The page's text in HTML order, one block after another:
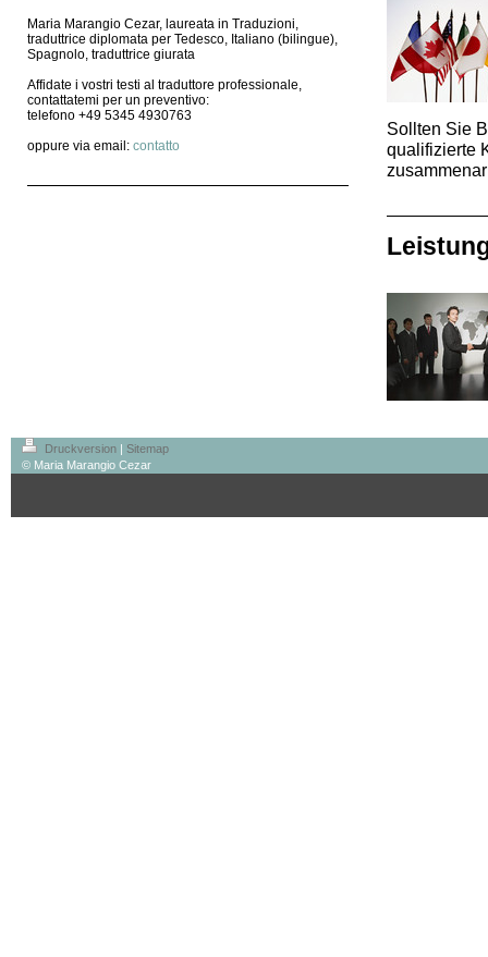
Sollten Sie
qualifizierte
Maria Marangio Cezar, laureata in Traduzioni,
traduttrice diplomata per Tedesco, Italiano (bilingue),
Spagnolo, traduttrice giurata
Affidate i vostri testi al traduttore professionale,
contattatemi per un preventivo:
telefono +49 5345 4930763
oppure via email: contatto
Druckversion | Sitemap
© Maria Marangio Cezar